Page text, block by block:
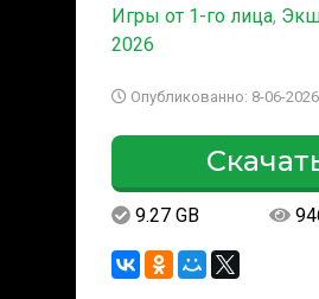
Игры от 1-го лица,
2026
Опубликованно: 8-06-
9.27 GB